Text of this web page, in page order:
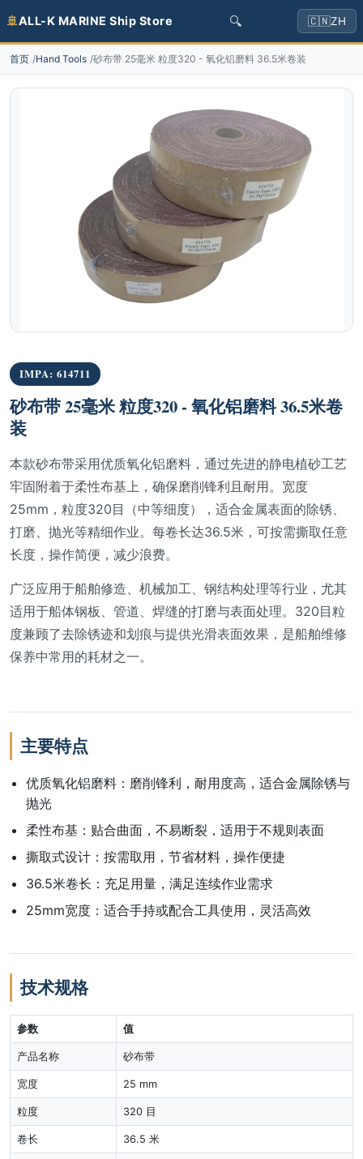
🚢ALL-K MARINE Ship Store 🔍 🇨🇳ZH
首页 Hand Tools 砂布带 25毫米 粒度320 - 氧化铝磨料 36.5米卷装
IMPA: 614711
砂布带 25毫米 粒度320 - 氧化铝磨料 36.5米卷
装
本款砂布带采用优质氧化铝磨料，通过先进的静电植砂工艺
牢固附着于柔性布基上，确保磨削锋利且耐用。宽度
25mm，粒度320目（中等细度），适合金属表面的除锈、
打磨、抛光等精细作业。每卷长达36.5米，可按需撕取任意
长度，操作简便，减少浪费。
广泛应用于船舶修造、机械加工、钢结构处理等行业，尤其
适用于船体钢板、管道、焊缝的打磨与表面处理。320目粒
度兼顾了去除锈迹和划痕与提供光滑表面效果，是船舶维修
保养中常用的耗材之一。
主要特点
优质氧化铝磨料：磨削锋利，耐用度高，适合金属除锈与
抛光
柔性布基：贴合曲面，不易断裂，适用于不规则表面
撕取式设计：按需取用，节省材料，操作便捷
36.5米卷长：充足用量，满足连续作业需求
25mm宽度：适合手持或配合工具使用，灵活高效
技术规格
参数 值
产品名称 砂布带
宽度 25 mm
粒度 320 目
卷长 36.5 米